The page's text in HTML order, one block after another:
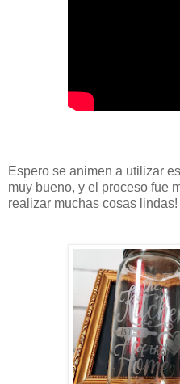
Espero se animen a utilizar
muy bueno, y el proceso fue
realizar muchas cosas lindas!